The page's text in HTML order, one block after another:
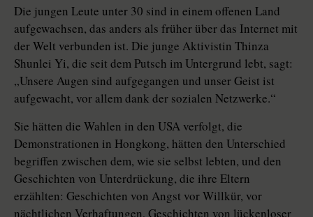
Die jungen Leute unter 30 sind in einem offenen Land
aufgewachsen, das anders als früher über das Internet mit
der Welt verbunden ist. Die junge Aktivistin Thinza
Shunlei Yi, die seit dem Putsch im Untergrund lebt, sagt:
„Unsere Augen sind aufgegangen und unser Geist ist
aufgewacht, vor allem dank der sozialen Netzwerke.“
Sie hätten die Wahlen in den USA verfolgt, die
Demonstrationen in Hongkong, hätten den Unterschied
begriffen zwischen dem, wie sie selbst lebten, und den
Geschichten von Unterdrückung, die ihre Eltern
erzählten: Geschichten von Angst vor Willkür, vor
nächtlichen Verhaftungen, Geschichten von lückenloser